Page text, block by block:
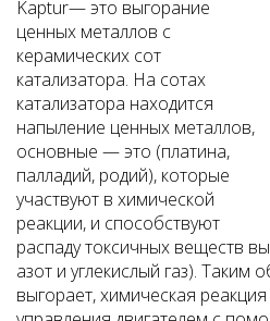
Kaptur— это выгорание
ценных металлов с
керамических сот
катализатора. На сотах
катализатора находится
напыление ценных металлов,
основные — это (платина,
палладий, родий), которые
участвуют в химической
реакции, и способствуют
распаду токсичных веществ
азот и углекислый газ). Таким
выгорает, химическая